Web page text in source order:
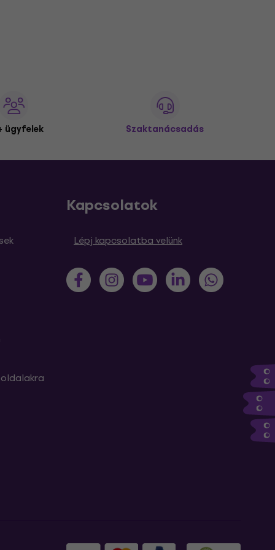
ügyfelek Szaktanácsadás
Kapcsolatok
Lépj kapcsolatba velünk